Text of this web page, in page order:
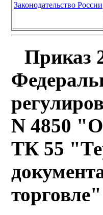
Законодательство России
Приказ
N 4850 "О
ТК 55
торговле"